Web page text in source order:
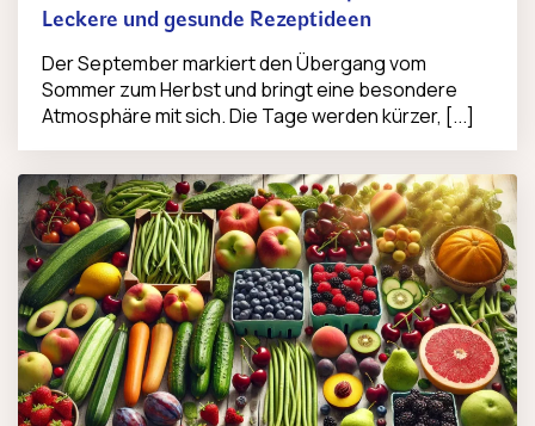
Leckere und gesunde Rezeptideen
Der September markiert den Übergang vom
Sommer zum Herbst und bringt eine besondere
Atmosphäre mit sich. Die Tage werden kürzer, [...]